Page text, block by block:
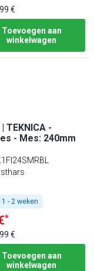
€
Toevoegen aan
winkelwagen
| TEKNICA -
- Mes: 240mm
1 - 2 weken
*
€
Toevoegen aan
winkelwagen